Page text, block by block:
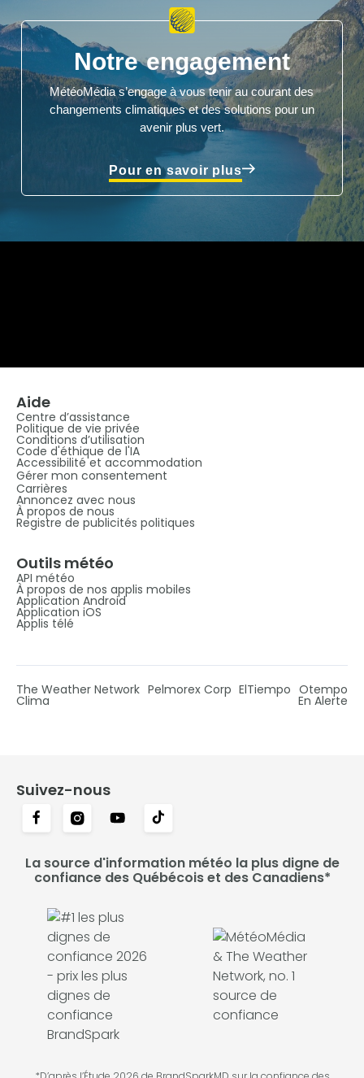
Notre engagement
MétéoMédia s’engage à vous tenir au courant des
changements climatiques et des solutions pour un
avenir plus vert.
Pour en savoir plus
Aide
Centre d’assistance
Politique de vie privée
Conditions d’utilisation
Code d'éthique de l'IA
Accessibilité et accommodation
Gérer mon consentement
Carrières
Annoncez avec nous
À propos de nous
Registre de publicités politiques
Outils météo
API météo
À propos de nos applis mobiles
Application Android
Application iOS
Applis télé
The Weather Network Pelmorex Corp ElTiempo Otempo
Clima En Alerte
Suivez-nous
La source d'information météo la plus digne de
confiance des Québécois et des Canadiens*